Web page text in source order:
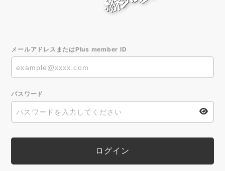
メールアドレスまたはPlus member ID
パスワード